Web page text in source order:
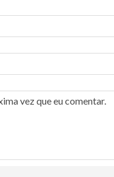
vez que eu comentar.